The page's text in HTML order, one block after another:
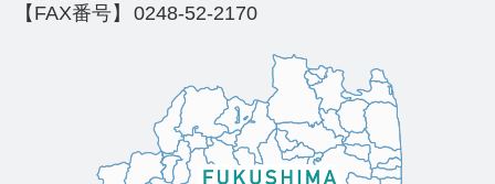
【FAX番号】 0248-52-2170